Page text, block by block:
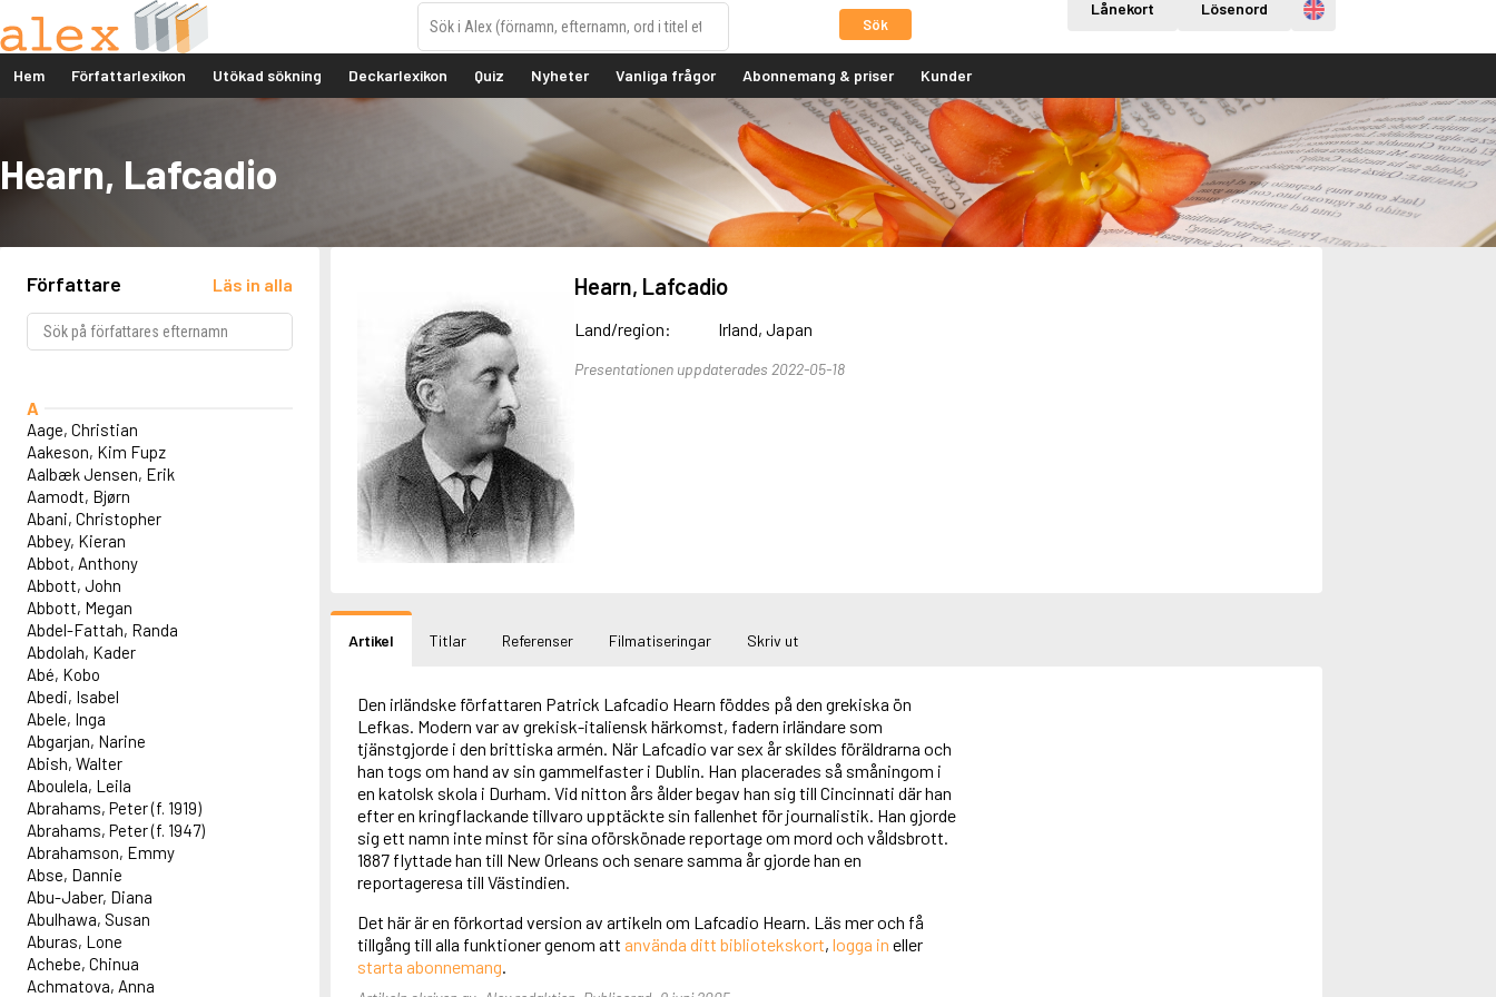
Sök
Lånekort Lösenord Engelska
Hem Författarlexikon Utökad sökning Deckarlexikon Quiz Nyheter Vanliga frågor Abonnemang & priser Kunder
Hearn, Lafcadio
Författare Läs in alla
A
Aage, Christian
Aakeson, Kim Fupz
Aalbæk Jensen, Erik
Aamodt, Bjørn
Abani, Christopher
Abbey, Kieran
Abbot, Anthony
Abbott, John
Abbott, Megan
Abdel-Fattah, Randa
Abdolah, Kader
Abé, Kobo
Abedi, Isabel
Abele, Inga
Abgarjan, Narine
Abish, Walter
Aboulela, Leila
Abrahams, Peter (f. 1919)
Abrahams, Peter (f. 1947)
Abrahamson, Emmy
Abse, Dannie
Abu-Jaber, Diana
Abulhawa, Susan
Aburas, Lone
Achebe, Chinua
Achmatova, Anna
Hearn, Lafcadio
Land/region: Irland, Japan
Presentationen uppdaterades 2022-05-18
Artikel Titlar Referenser Filmatiseringar Skriv ut
Den irländske författaren Patrick Lafcadio Hearn föddes på den grekiska ön
Lefkas. Modern var av grekisk-italiensk härkomst, fadern irländare som
tjänstgjorde i den brittiska armén. När Lafcadio var sex år skildes föräldrarna och
han togs om hand av sin gammelfaster i Dublin. Han placerades så småningom i
en katolsk skola i Durham. Vid nitton års ålder begav han sig till Cincinnati där han
efter en kringflackande tillvaro upptäckte sin fallenhet för journalistik. Han gjorde
sig ett namn inte minst för sina oförskönade reportage om mord och våldsbrott.
1887 flyttade han till New Orleans och senare samma år gjorde han en
reportageresa till Västindien.
Det här är en förkortad version av artikeln om Lafcadio Hearn. Läs mer och få
tillgång till alla funktioner genom att använda ditt bibliotekskort, logga in eller
starta abonnemang.